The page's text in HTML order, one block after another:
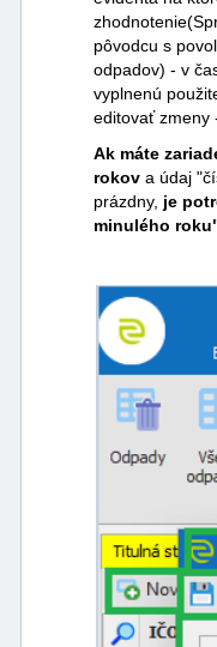
zhodnotenie(
pôvodcu s
odpadov) - v
vyplnenú
editovať
Ak máte
rokov a údaj
prázdny, je
minulého